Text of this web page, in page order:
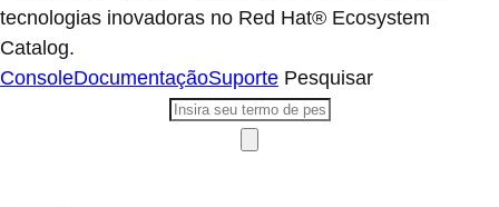
tecnologias inovadoras no Red Hat® Ecosystem
Catalog.
ConsoleDocumentaçãoSuporte Pesquisar